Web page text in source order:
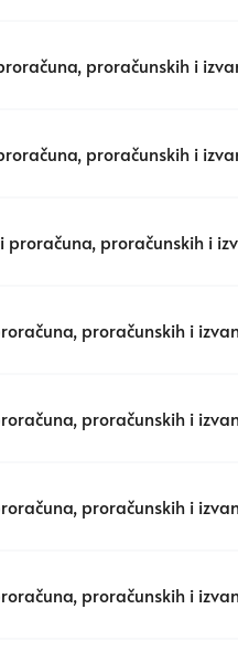
proračunskih i
proračunskih i
proračunskih i
proračunskih i
proračunskih i
proračunskih i
proračunskih i